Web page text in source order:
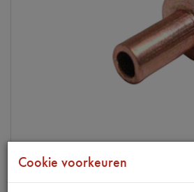
Cookie voorkeuren